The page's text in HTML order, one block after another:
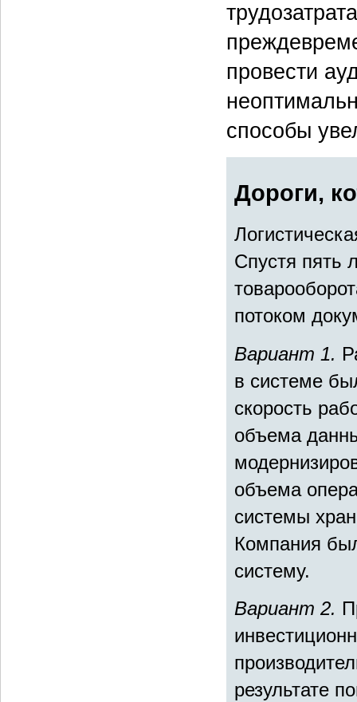
провести
способы
Дороги,
Спустя пять
потоком
Вариант 1.
в системе
скорость
объема
объема
системы
Компания
систему.
Вариант 2.
результате